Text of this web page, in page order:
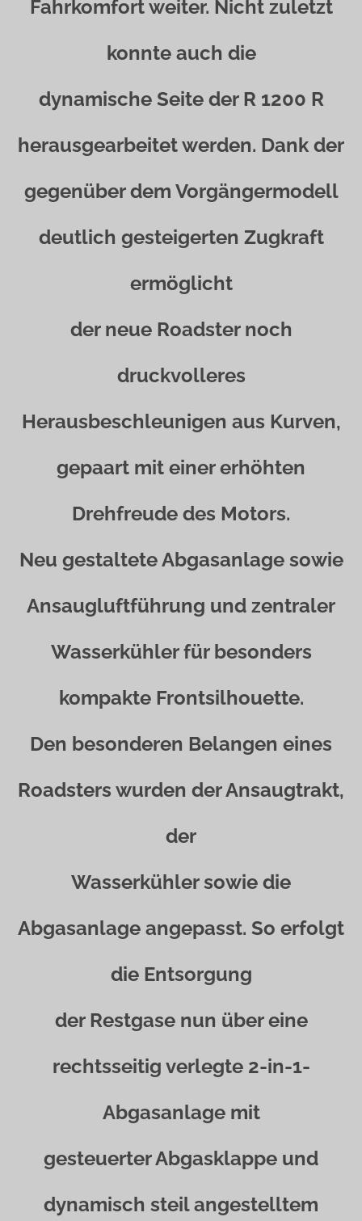
Fahrkomfort weiter. Nicht zuletzt
konnte auch die
dynamische Seite der R 1200 R
herausgearbeitet werden. Dank der
gegenüber dem Vorgängermodell
deutlich gesteigerten Zugkraft
ermöglicht
der neue Roadster noch
druckvolleres
Herausbeschleunigen aus Kurven,
gepaart mit einer erhöhten
Drehfreude des Motors.
Neu gestaltete Abgasanlage sowie
Ansaugluftführung und zentraler
Wasserkühler für besonders
kompakte Frontsilhouette.
Den besonderen Belangen eines
Roadsters wurden der Ansaugtrakt,
der
Wasserkühler sowie die
Abgasanlage angepasst. So erfolgt
die Entsorgung
der Restgase nun über eine
rechtsseitig verlegte 2-in-1-
Abgasanlage mit
gesteuerter Abgasklappe und
dynamisch steil angestelltem